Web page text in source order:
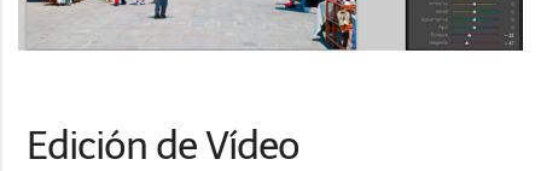
Edición de Vídeo